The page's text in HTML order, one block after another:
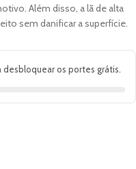
Além disso, a lã de alta
sem danificar a superfície.
desbloquear os portes grátis.